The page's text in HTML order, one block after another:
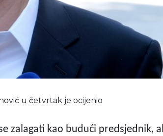
u četvrtak je ocijenio
zalagati kao budući predsjednik,